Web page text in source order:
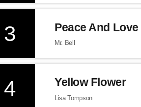
3 Peace And Love
Mr. Bell
4 Yellow Flower
Lisa Tompson